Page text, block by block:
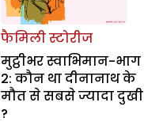
फैमिली स्टोरीज
मुट्ठीभर स्वाभिमान-भाग
2: कौन था दीनानाथ के
मौत से सबसे ज्यादा दुखी
?